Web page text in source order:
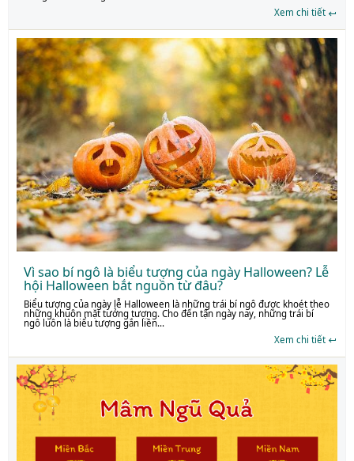
Xem chi tiết
Vì sao bí ngô là biểu tượng của ngày Halloween? Lễ
hội Halloween bắt nguồn từ đâu?
Biểu tượng của ngày lễ Halloween là những trái bí ngô được khoét theo
những khuôn mặt tưởng tượng. Cho đến tận ngày nay, những trái bí
ngô luôn là biểu tượng gắn liền...
Xem chi tiết